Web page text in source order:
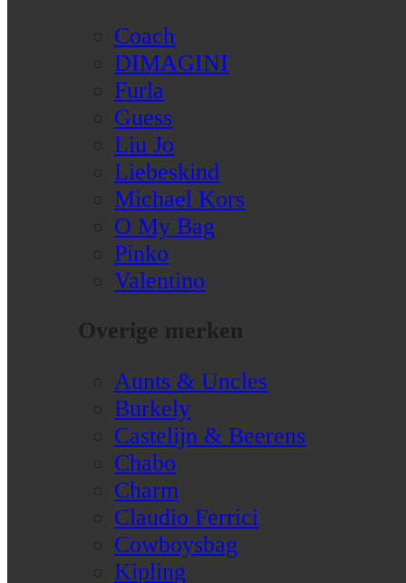
Coach
DIMAGINI
Furla
Guess
Liu Jo
Liebeskind
Michael Kors
O My Bag
Pinko
Valentino
Overige merken
Aunts & Uncles
Burkely
Castelijn & Beerens
Chabo
Charm
Claudio Ferrici
Cowboysbag
Kipling